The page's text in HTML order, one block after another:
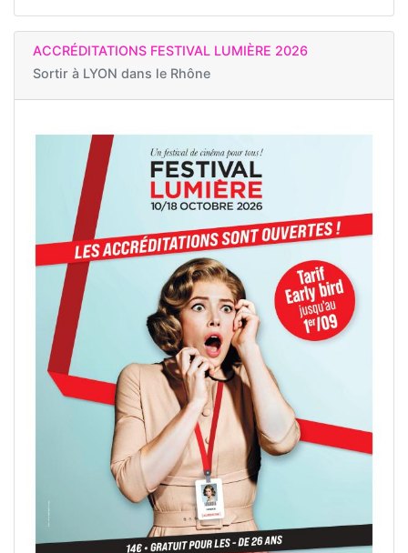
ACCRÉDITATIONS FESTIVAL LUMIÈRE 2026
Sortir à LYON dans le Rhône